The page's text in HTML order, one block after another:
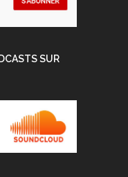
SUR